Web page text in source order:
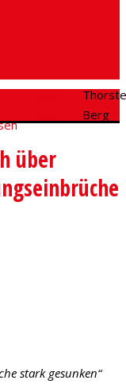
Berg
über
stark gesunken“